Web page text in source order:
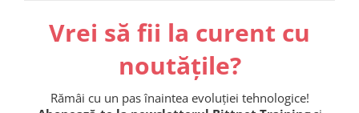
Vrei să fii la curent cu
noutățile?
Rămâi cu un pas înaintea evoluției tehnologice!